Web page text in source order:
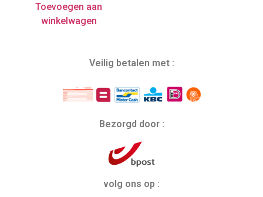
Toevoegen aan
winkelwagen
Veilig betalen met :
Bezorgd door :
volg ons op :